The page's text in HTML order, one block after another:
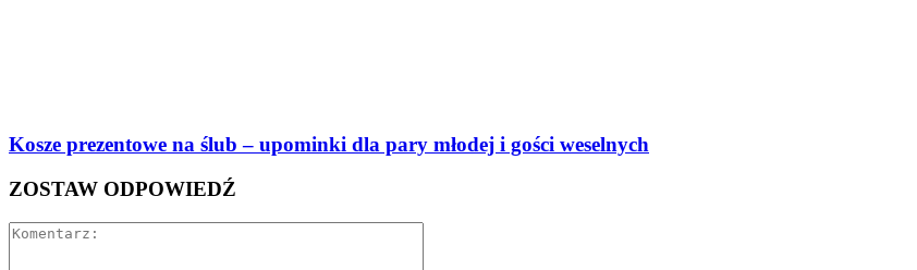
Kosze prezentowe na ślub – upominki dla pary młodej i gości weselnych
ZOSTAW ODPOWIEDŹ